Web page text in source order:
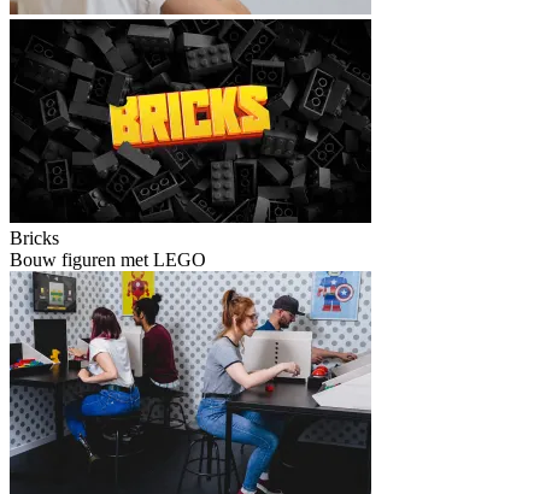
Bricks
Bouw figuren met LEGO